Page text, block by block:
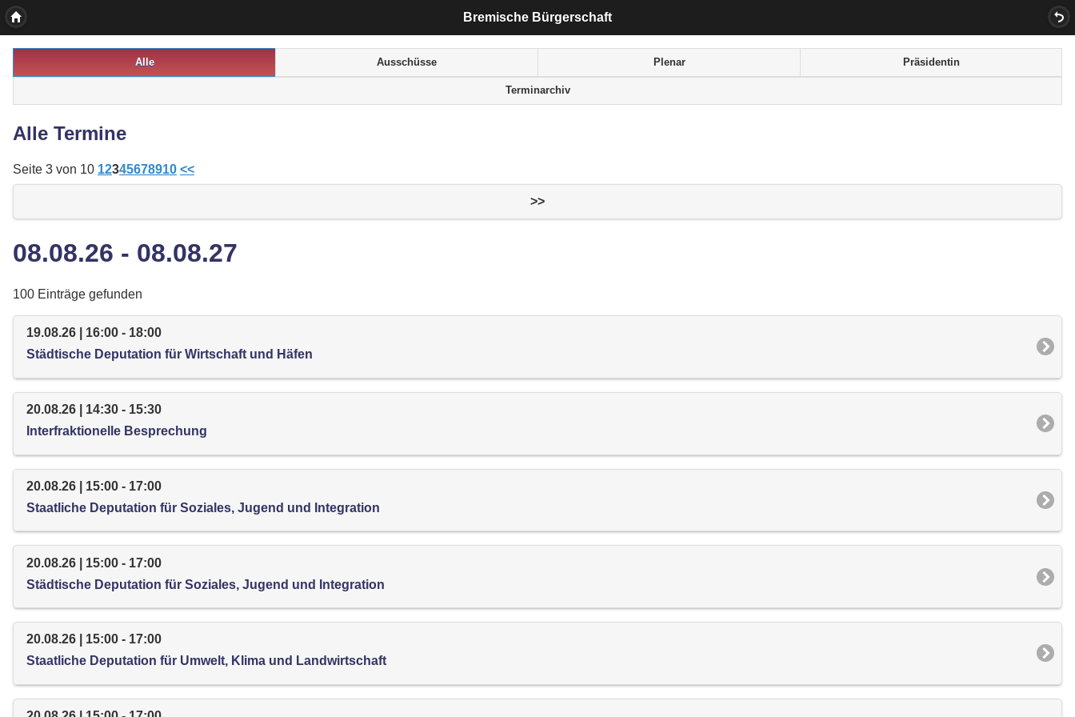
Bremische Bürgerschaft
Alle Ausschüsse Plenar Präsidentin
Terminarchiv
Alle Termine
Seite 3 von 10 12345678910 <<
>>
08.08.26 - 08.08.27
100 Einträge gefunden
19.08.26 | 16:00 - 18:00
Städtische Deputation für Wirtschaft und Häfen
20.08.26 | 14:30 - 15:30
Interfraktionelle Besprechung
20.08.26 | 15:00 - 17:00
Staatliche Deputation für Soziales, Jugend und Integration
20.08.26 | 15:00 - 17:00
Städtische Deputation für Soziales, Jugend und Integration
20.08.26 | 15:00 - 17:00
Staatliche Deputation für Umwelt, Klima und Landwirtschaft